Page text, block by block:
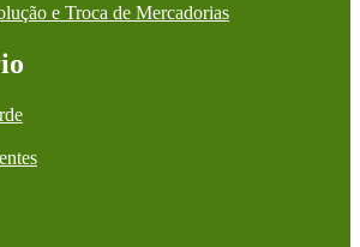
e Troca de Mercadorias